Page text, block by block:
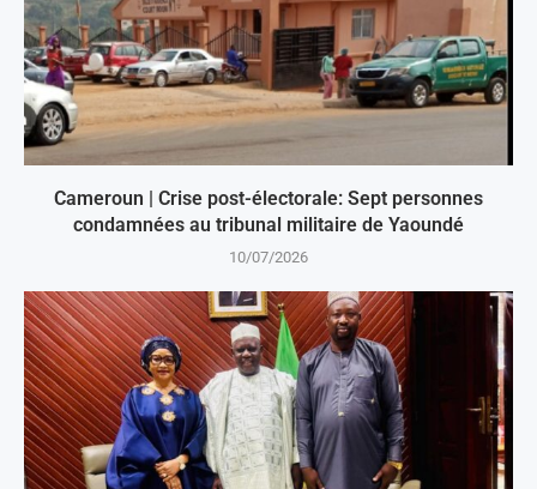
Cameroun | Crise post-électorale: Sept personnes
condamnées au tribunal militaire de Yaoundé
10/07/2026